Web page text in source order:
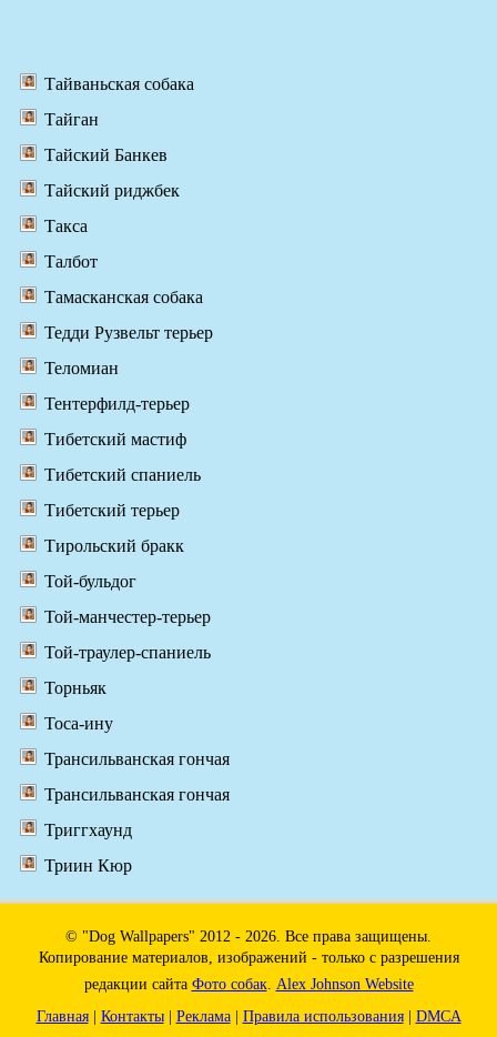
Тайваньская собака
Тайган
Тайский Банкев
Тайский риджбек
Такса
Талбот
Тамасканская собака
Тедди Рузвельт терьер
Теломиан
Тентерфилд-терьер
Тибетский мастиф
Тибетский спаниель
Тибетский терьер
Тирольский бракк
Той-бульдог
Той-манчестер-терьер
Той-траулер-спаниель
Торньяк
Тоса-ину
Трансильванская гончая
Трансильванская гончая
Триггхаунд
Триин Кюр
© "Dog Wallpapers" 2012 - 2026. Все права защищены.
Копирование материалов, изображений - только с разрешения
редакции сайта Фото собак. Alex Johnson Website
Главная| Контакты| Реклама| Правила использования| DMCA